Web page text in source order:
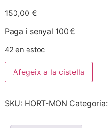
150,00 €
Paga i senyal 100 €
42 en estoc
Afegeix a la cistella
SKU: HORT-MON Categoria: